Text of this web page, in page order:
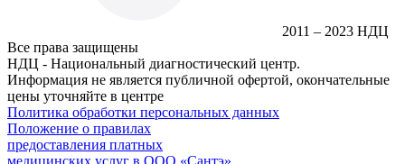
2011 – 2023 НДЦ
Все права защищены
НДЦ - Национальный диагностический центр.
Информация не является публичной офертой, окончательные
цены уточняйте в центре
Политика обработки персональных данных
Положение о правилах
предоставления платных
медицинских услуг в ООО «Сантэ»